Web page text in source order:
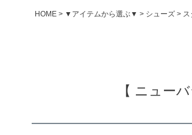
HOME ▼アイテムから選ぶ▼ シューズ ス
【 ニュー